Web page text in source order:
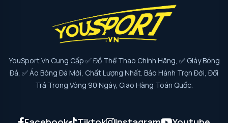
YouSport.vn Cung Cấp ✅ Đồ Thể Thao Chính Hãng, ✅ Giày Bóng
Đá, ✅ Áo Bóng Đá Mới, Chất Lượng Nhất. Bảo Hành Trọn Đời, Đổi
Trả Trong Vòng 90 Ngày, Giao Hàng Toàn Quốc.